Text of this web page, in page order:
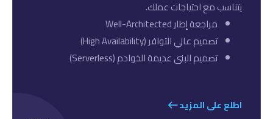
يتناسب مع احتياجات عملك.
مراجعة إطار Well-Architected
تصميم عالي التوافر (High Availability)
تصميم البنى عديمة الخوادم (Serverless)
اطلع على المزيد